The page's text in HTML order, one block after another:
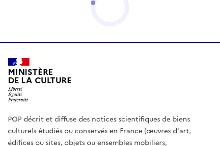
MINISTÈRE
DE LA CULTURE
POP décrit et diffuse des notices scientifiques de biens
culturels étudiés ou conservés en France (œuvres d'art,
édifices ou sites, objets ou ensembles mobiliers,